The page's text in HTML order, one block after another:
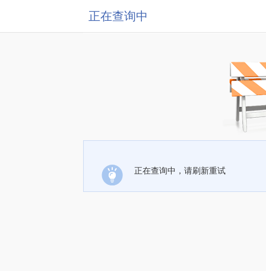
正在查询中
正在查询中，请刷新重试